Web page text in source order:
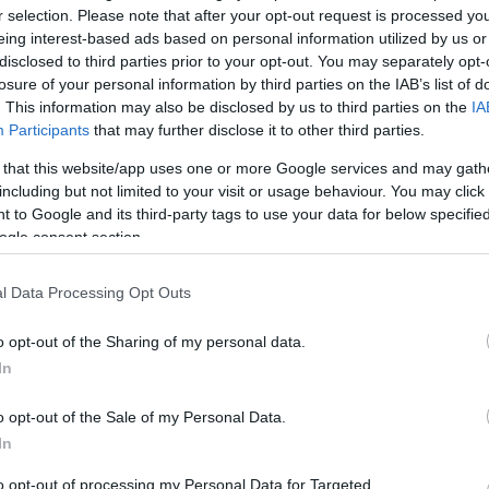
selection. Please note that after your opt-out request is processed
interest-based ads based on personal information utilized by us
to third parties prior to your opt-out. You may separately
of your personal information by third parties on the IAB’s list of
This information may also be disclosed by us to third parties on the
Participants that may further disclose it to other third parties.
that this website/app uses one or more Google services and may
but not limited to your visit or usage behaviour. You may
to Google and its third-party tags to use your data for below
consent section.
Data Processing Opt Outs
opt-out of the Sharing of my personal data.
opt-out of the Sale of my Personal Data.
opt-out of processing my Personal Data for Targeted
válogatott jégkorongozója, Erdély Csanád
játszó 22 éves csatár a klub honlapja szerint a
mellyel jelenleg az osztrák liga
következő két évben töretlen lesz, folyamatosan
fogja képviselni a válogatottban Fehérvárt és
- nyilatkozta a honlapnak Gál Péter Pál, a klub
mérkőzésen 40 pontot szerzett a Fehérvár AV19